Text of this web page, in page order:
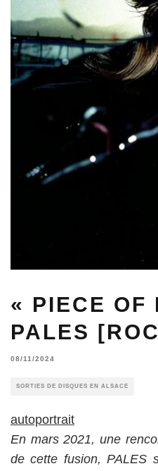
« PIECE OF
PALES
08/11/2024
SORTIES DE DISQUES EN ALSACE
autoportrait
En mars 2021, une
de cette fusion, PALES